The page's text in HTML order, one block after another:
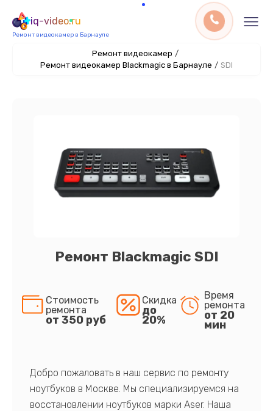
iq-video.ru
Ремонт видеокамер в Барнауле
Ремонт видеокамер /
Ремонт видеокамер Blackmagic в Барнауле / SDI
Ремонт Blackmagic SDI
Стоимость
ремонта
от 350 руб
Скидка
до
20%
Время
ремонта
от 20
мин
Добро пожаловать в наш сервис по ремонту
ноутбуков в Москве. Мы специализируемся на
восстановлении ноутбуков марки Aser. Наша